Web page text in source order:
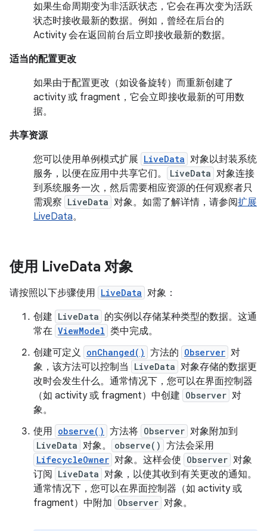
如果生命周期变为非活跃状态，它会在再次变为活跃
状态时接收最新的数据。例如，曾经在后台的
Activity 会在返回前台后立即接收最新的数据。
适当的配置更改
如果由于配置更改（如设备旋转）而重新创建了
activity 或 fragment，它会立即接收最新的可用数
据。
共享资源
您可以使用单例模式扩展 LiveData 对象以封装系统
服务，以便在应用中共享它们。
LiveData 对象连接
到系统服务一次，然后需要相应资源的任何观察者只
需观察 LiveData 对象。如需了解详情，请参阅扩展
LiveData。
使用 LiveData 对象
请按照以下步骤使用 LiveData 对象：
创建 LiveData 的实例以存储某种类型的数据。这通
常在 ViewModel 类中完成。
创建可定义 onChanged() 方法的 Observer 对
象，该方法可以控制当
LiveData 对象存储的数据更
改时会发生什么。通常情况下，您可以在界面控制器
（如 activity 或 fragment）中创建 Observer 对
象。
使用 observe() 方法将 Observer 对象附加到
LiveData 对象。 observe() 方法会采用
LifecycleOwner 对象。这样会使 Observer 对象
订阅
LiveData 对象，以使其收到有关更改的通知。
通常情况下，您可以在界面控制器（如 activity 或
fragment）中附加 Observer 对象。